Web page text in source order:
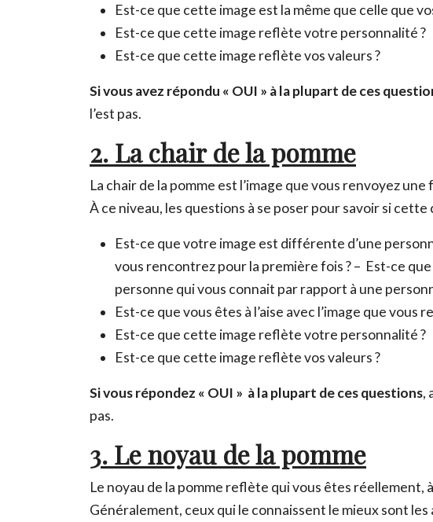
Prénom
Ce site
Est-ce que cette image est la même que celle que
Est-ce que cette image reflète votre personnalité ?
Est-ce que cette image reflète vos valeurs ?
Si vous avez répondu « OUI » à la plupart de ces
l’est pas.
2. La chair de la pomme
La chair de la pomme est l’image que vous renvoyez une
À ce niveau, les questions à se poser pour savoir si
Est-ce que votre image est différente d’une
vous rencontrez pour la première fois ? – Est-ce
personne qui vous connait par rapport à une
Est-ce que vous êtes à l’aise avec l’image que
Est-ce que cette image reflète votre personnalité ?
Est-ce que cette image reflète vos valeurs ?
Si vous répondez « OUI » à la plupart de ces questions,
pas.
3. Le noyau de la pomme
Le noyau de la pomme reflète qui vous êtes
Généralement, ceux qui le connaissent le mieux sont